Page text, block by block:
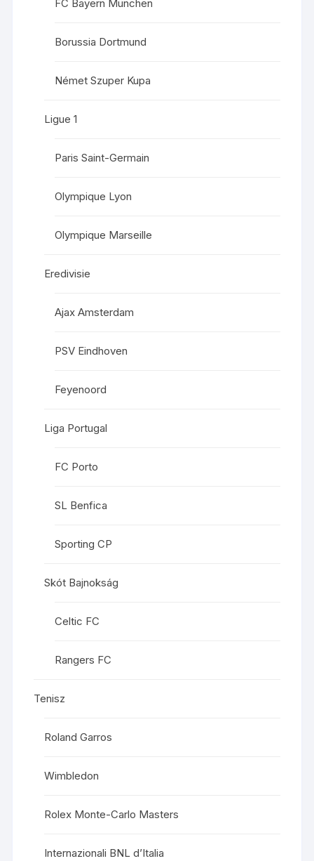
FC Bayern München
Borussia Dortmund
Német Szuper Kupa
Ligue 1
Paris Saint-Germain
Olympique Lyon
Olympique Marseille
Eredivisie
Ajax Amsterdam
PSV Eindhoven
Feyenoord
Liga Portugal
FC Porto
SL Benfica
Sporting CP
Skót Bajnokság
Celtic FC
Rangers FC
Tenisz
Roland Garros
Wimbledon
Rolex Monte-Carlo Masters
Internazionali BNL d’Italia